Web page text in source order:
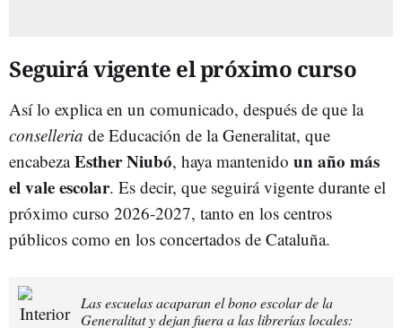
Seguirá vigente el próximo curso
Así lo explica en un comunicado, después de que la
conselleria de Educación de la Generalitat, que
encabezaEsther Niubó, haya mantenido un año más
el vale escolar. Es decir, que seguirá vigente durante el
próximo curso 2026-2027, tanto en los centros
públicos como en los concertados de Cataluña.
Las escuelas acaparan el bono escolar de la
Generalitat y dejan fuera a las librerías locales: